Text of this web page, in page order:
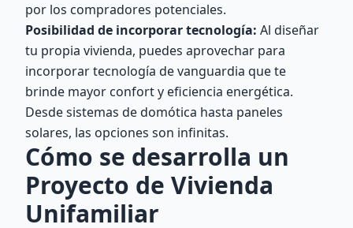
por los compradores potenciales.
Posibilidad de incorporar tecnología: Al diseñar
tu propia vivienda, puedes aprovechar para
incorporar tecnología de vanguardia que te
brinde mayor confort y eficiencia energética.
Desde sistemas de domótica hasta paneles
solares, las opciones son infinitas.
Cómo se desarrolla un
Proyecto de Vivienda
Unifamiliar